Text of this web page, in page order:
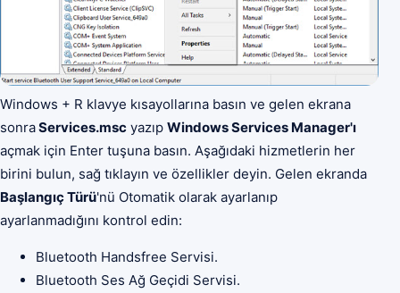
Windows + R klavye kısayollarına basın ve gelen ekrana
sonraServices.msc yazıp Windows Services Manager'ı
açmak için Enter tuşuna basın. Aşağıdaki hizmetlerin her
birini bulun, sağ tıklayın ve özellikler deyin. Gelen ekranda
Başlangıç Türü'nü Otomatik olarak ayarlanıp
ayarlanmadığını kontrol edin:
Bluetooth Handsfree Servisi.
Bluetooth Ses Ağ Geçidi Servisi.